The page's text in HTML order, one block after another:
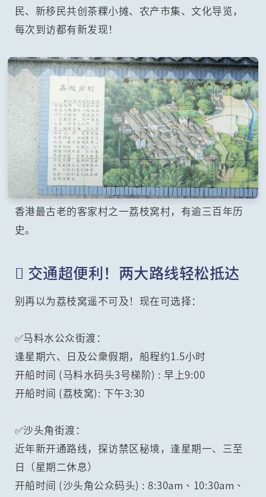
民、新移民共创茶粿小摊、农产市集、文化导览，
每次到访都有新发现！
香港最古老的客家村之一荔枝窝村，有逾三百年历
史。
 交通超便利！两大路线轻松抵达
别再以为荔枝窝遥不可及！现在可选择：
✅马料水公众街渡：
逢星期六、日及公衆假期，船程约1.5小时
开船时间 (马料水码头3号梯阶) : 早上9:00
开船时间 (荔枝窝): 下午3:30
✅沙头角街渡：
近年新开通路线，探访禁区秘境，逢星期一、三至
日（星期二休息）
开船时间 (沙头角公众码头) : 8:30am、10:30am、